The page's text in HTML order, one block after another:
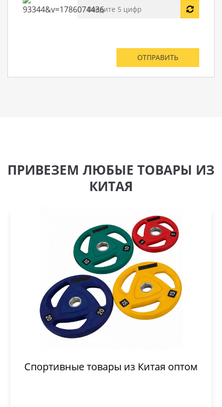
ПРИВЕЗЕМ ЛЮБЫЕ ТОВАРЫ ИЗ
КИТАЯ
Спортивные товары из Китая оптом